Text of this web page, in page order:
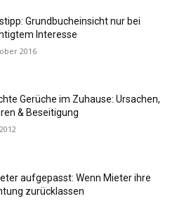
Grundbucheinsicht nur bei
Interesse
2016
Gerüche im Zuhause: Ursachen,
& Beseitigung
aufgepasst: Wenn Mieter ihre
zurücklassen